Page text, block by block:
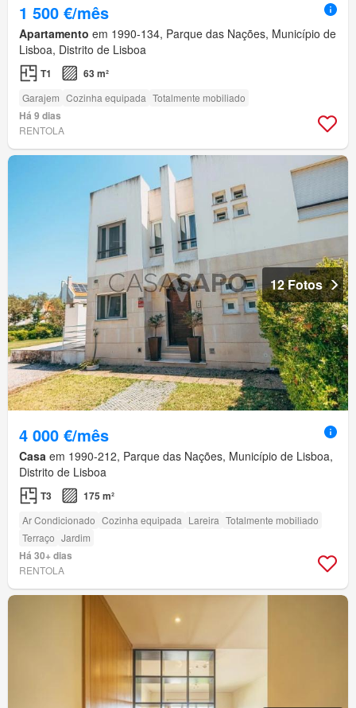
1 500 €/mês
Apartamento em 1990-134, Parque das Nações, Município de
Lisboa, Distrito de Lisboa
T1 63 m²
Garajem Cozinha equipada Totalmente mobiliado
Há 9 dias
RENTOLA
12 Fotos
4 000 €/mês
Casa em 1990-212, Parque das Nações, Município de Lisboa,
Distrito de Lisboa
T3 175 m²
Ar Condicionado Cozinha equipada Lareira Totalmente mobiliado
Terraço Jardim
Há 30+ dias
RENTOLA